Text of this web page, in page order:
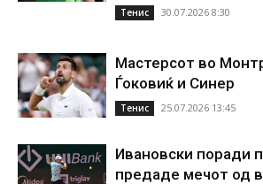
Тенис 30.07.2026 8:30
Мастерсот во
Ѓоковиќ и Синер
Тенис 25.07.2026 13:45
Ивановски поради
предаде мечот од